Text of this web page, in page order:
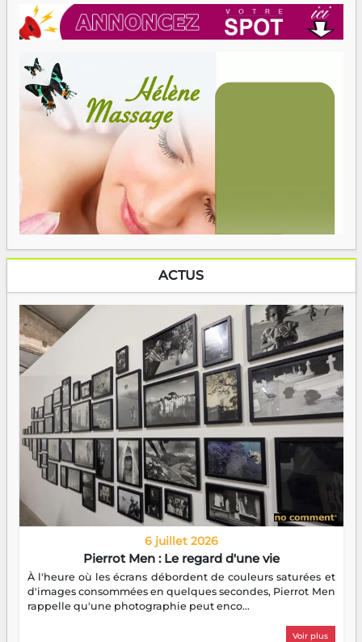
ACTUS
6 juillet 2026
Pierrot Men : Le regard d'une vie
À l'heure où les écrans débordent de couleurs saturées et
d'images consommées en quelques secondes, Pierrot Men
rappelle qu'une photographie peut enco...
Voir plus